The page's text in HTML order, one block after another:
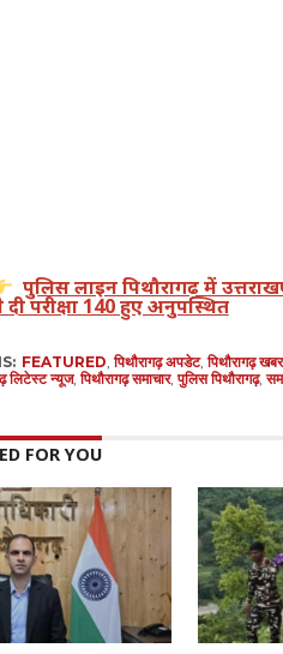
पुलिस लाइन पिथौरागढ़ में
दी परीक्षा 140 हुए अनुपस्थित
FEATURED,पिथौरागढ़ अपडेट,पिथौरागढ़ खबर
लिटेस्ट न्यूज,पिथौरागढ़ समाचार,पुलिस पिथौरागढ़,
FOR YOU